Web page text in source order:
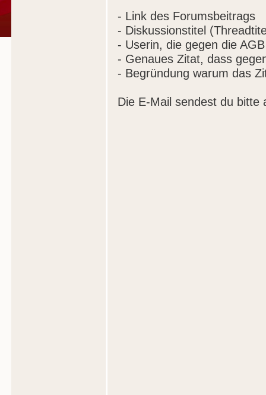
- Link des Forumsbeitrags
- Diskussionstitel
- Userin, die gegen die
- Genaues Zitat, dass
- Begründung warum das
Die E-Mail sendest du bitte